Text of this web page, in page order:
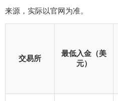
来源，实际以官网为准。
交易所
最低入金（美
元）